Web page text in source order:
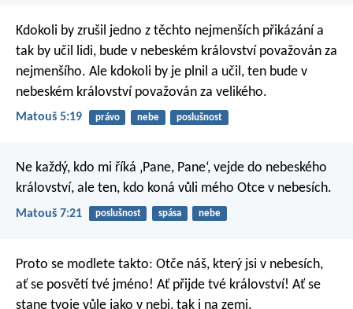
Kdokoli by zrušil jedno z těchto nejmenších přikázání a
tak by učil lidi, bude v nebeském království považován za
nejmenšího. Ale kdokoli by je plnil a učil, ten bude v
nebeském království považován za velikého.
Matouš 5:19 právo nebe poslušnost
Ne každý, kdo mi říká ‚Pane, Pane‘, vejde do nebeského
království, ale ten, kdo koná vůli mého Otce v nebesích.
Matouš 7:21 poslušnost spása nebe
Proto se modlete takto: Otče náš, který jsi v nebesích,
ať se posvětí tvé jméno! Ať přijde tvé království! Ať se
stane tvoje vůle jako v nebi, tak i na zemi.